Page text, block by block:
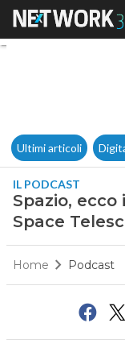
Ultimi articoli
IL PODCAST
Spazio,
Space
Home Podcast